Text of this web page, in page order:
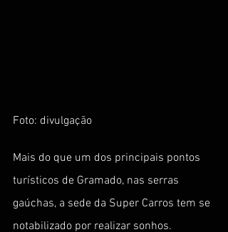
Foto: divulgação
Mais do que um dos principais pontos
turísticos de Gramado, nas serras
gaúchas, a sede da Super Carros tem se
notabilizado por realizar sonhos.